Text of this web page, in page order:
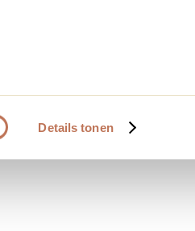
Details tonen